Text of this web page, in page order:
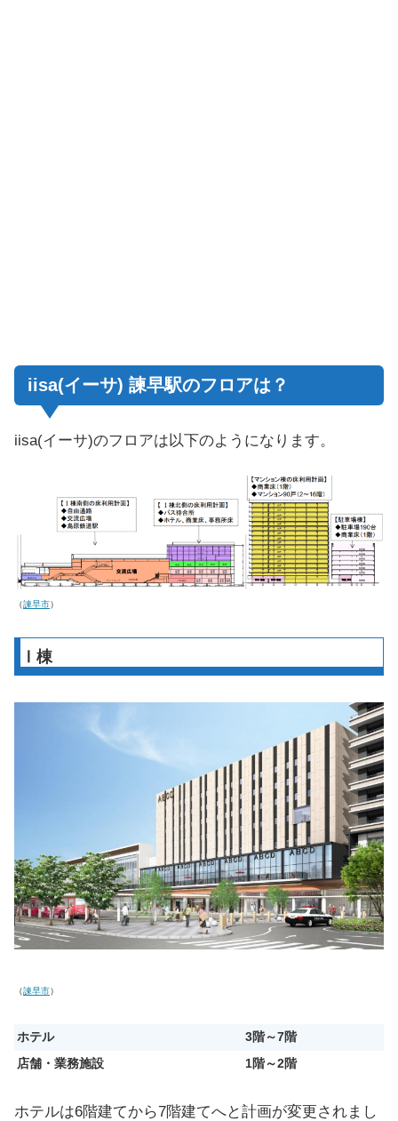
iisa(イーサ) 諫早駅のフロアは？
iisa(イーサ)のフロアは以下のようになります。
（諫早市）
Ⅰ棟
（諫早市）
ホテル
3階～7階
店舗・業務施設
1階～2階
ホテルは6階建てから7階建てへと計画が変更されまし